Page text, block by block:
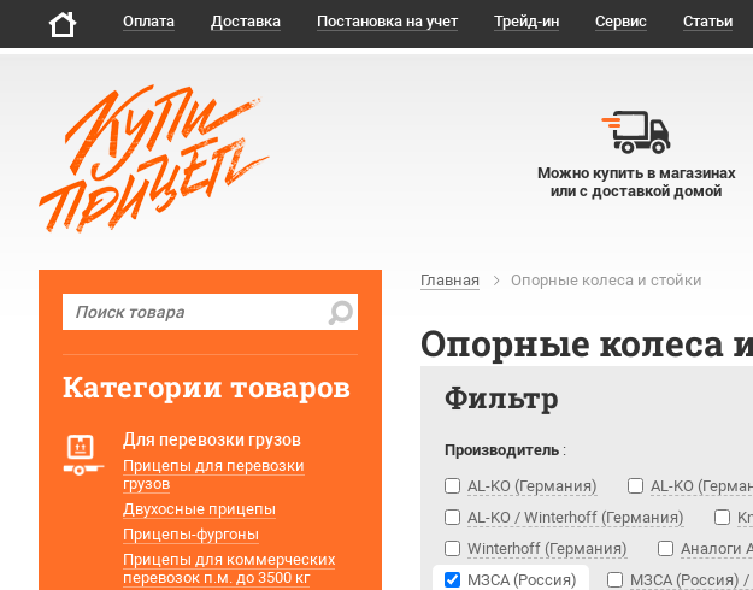
Оплата Доставка Постановка на учет Трейд-ин Сервис Статьи
Можно купить в магазинах
или с доставкой домой
Главная Опорные колеса и стойки
Опорные колеса
Фильтр
Производитель :
AL-KO (Германия)
AL-KO
AL-KO / Winterhoff (Германия)
Winterhoff (Германия)
Аналоги
МЗСА (Россия)
МЗСА (Россия) /
Категории товаров
Для перевозки грузов
Прицепы для перевозки
грузов
Двухосные прицепы
Прицепы-фургоны
Прицепы для коммерческих
перевозок п.м. до 3500 кг